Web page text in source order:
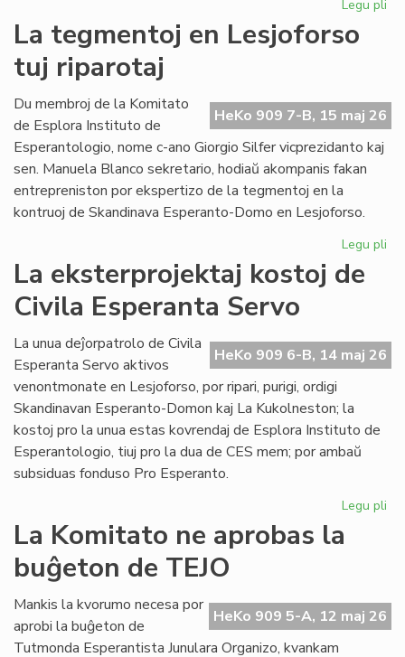
Legu pli
de
La tegmentoj en Lesjoforso
tuj riparotaj
HeKo 909 7-B, 15 maj 26
Du membroj de la Komitato
de Esplora Instituto de
Esperantologio, nome c-ano Giorgio Silfer vicprezidanto kaj
sen. Manuela Blanco sekretario, hodiaŭ akompanis fakan
entrepreniston por ekspertizo de la tegmentoj en la
kontruoj de Skandinava Esperanto-Domo en Lesjoforso.
Legu pli
tuj
La eksterprojektaj kostoj de
Civila Esperanta Servo
HeKo 909 6-B, 14 maj 26
La unua deĵorpatrolo de Civila
Esperanta Servo aktivos
venontmonate en Lesjoforso, por ripari, purigi, ordigi
Skandinavan Esperanto-Domon kaj La Kukolneston; la
kostoj pro la unua estas kovrendaj de Esplora Instituto de
Esperantologio, tiuj pro la dua de CES mem; por ambaŭ
subsiduas fonduso Pro Esperanto.
Legu pli
La Komitato ne aprobas la
buĝeton de TEJO
HeKo 909 5-A, 12 maj 26
Mankis la kvorumo necesa por
aprobi la buĝeton de
Tutmonda Esperantista Junulara Organizo, kvankam